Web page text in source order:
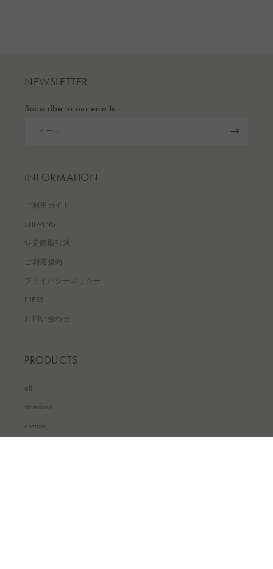
INFORMATION
ご利用ガイド
SHIPPING
特定商取引法
ご利用規約
プライバシーポリシー
PRESS
お問い合わせ
PRODUCTS
all
standard
custom
NEWSLETTER
Subscribe to our emails
メール